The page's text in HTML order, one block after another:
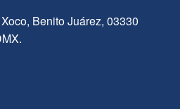
Benito Juárez, 03330